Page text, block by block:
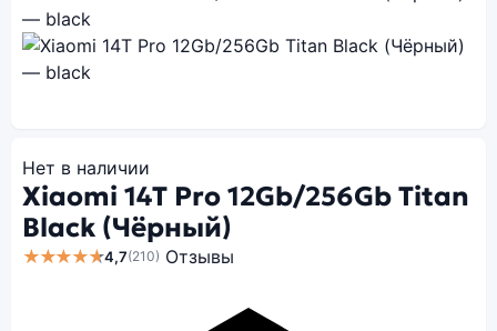
Нет в наличии
Xiaomi 14T Pro 12Gb/256Gb Titan
Black (Чёрный)
★★★★★4,7(210) Отзывы